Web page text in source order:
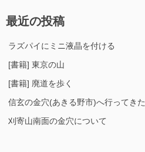
最近の投稿
ラズパイにミニ液晶を付ける
[書籍] 東京の山
[書籍] 廃道を歩く
信玄の金穴(あきる野市)へ行ってきた
刈寄山南面の金穴について